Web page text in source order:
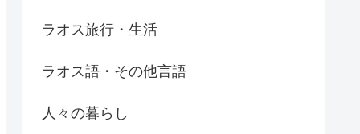
ラオス旅行・生活
ラオス語・その他言語
人々の暮らし